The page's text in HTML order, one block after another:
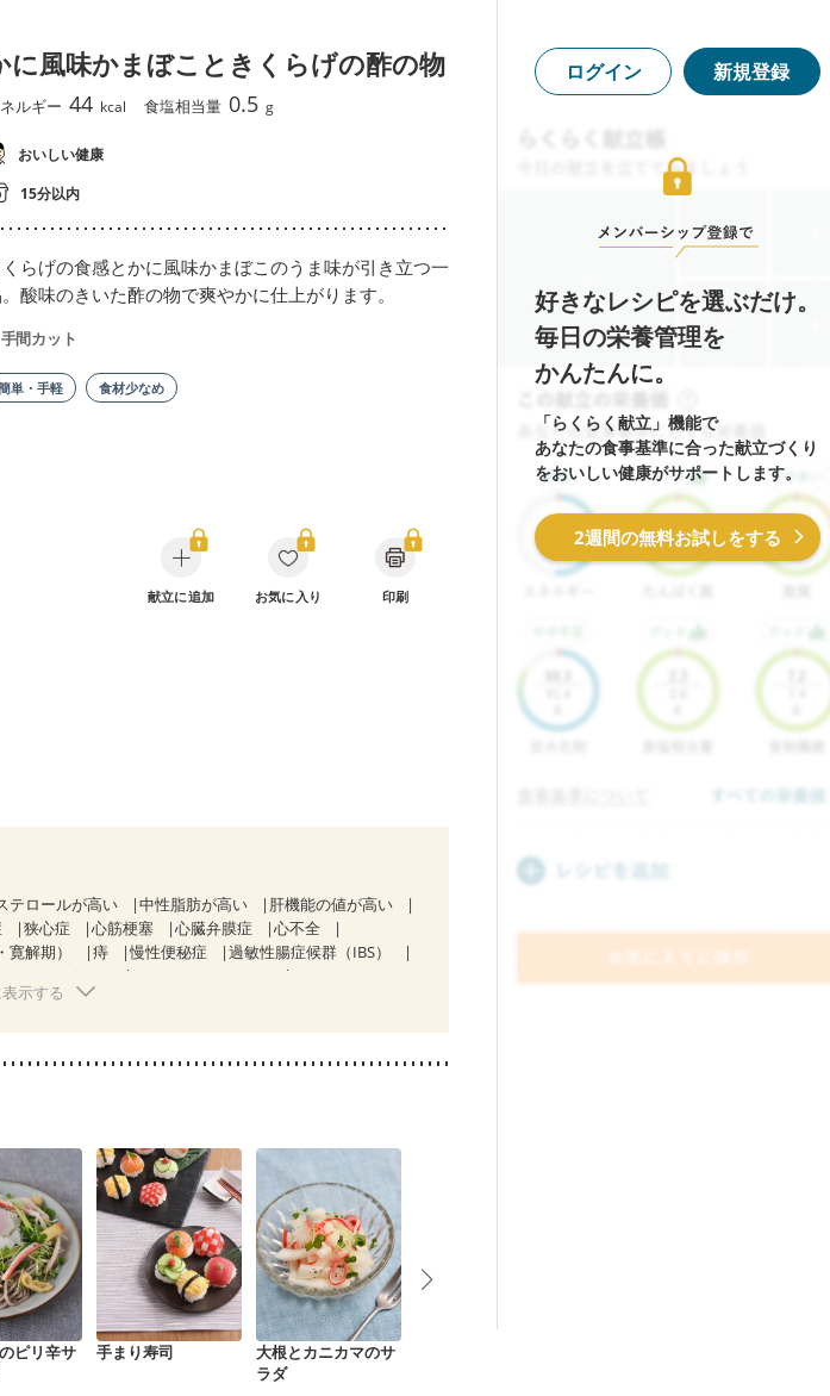
に風味かまぼこときくらげの酢の物
ルギー 44 kcal 食塩相当量 0.5 g
おいしい健康
15分以内
くらげの食感とかに風味かまぼこのうま味が引き立つ一
酸味のきいた酢の物で爽やかに仕上がります。
手間カット
単・手軽 食材少なめ
献立に追加 お気に入り 印刷
テロールが高い 中性脂肪が高い
肝機能の値が高い
狭心症 心筋梗塞 心臓弁膜症
心不全
解期） 痔 慢性便秘症
過敏性腸症候群（IBS）
（ステージ１）
CKD（ステージ２）
乳がん（ホルモン療法中）
関節リウマチ
乾癬
示する
ピリ辛サ
手まり寿司
大根とカニカマのサ
ラダ
ログイン 新規登録
好きなレシピを選ぶだけ。
毎日の栄養管理を
かんたんに。
「らくらく献立」機能で
あなたの食事基準に合った献立づくり
をおいしい健康がサポートします。
2週間の無料お試しをする